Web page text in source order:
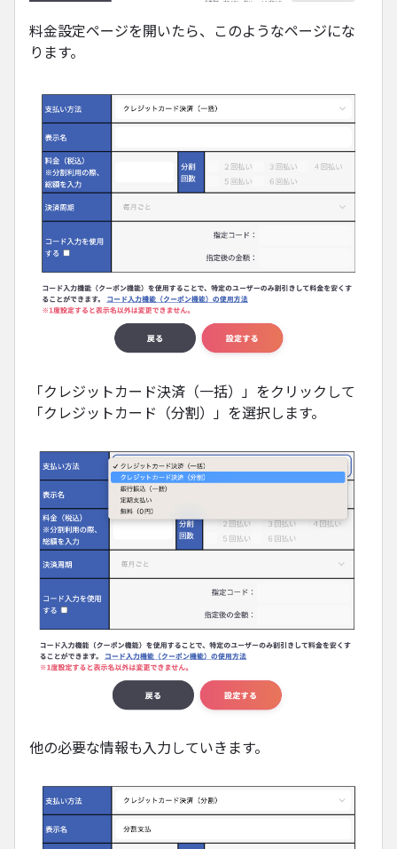
料金設定ページを開いたら、このようなページにな
ります。
「クレジットカード決済（一括）」をクリックして
「クレジットカード（分割）」を選択します。
他の必要な情報も入力していきます。